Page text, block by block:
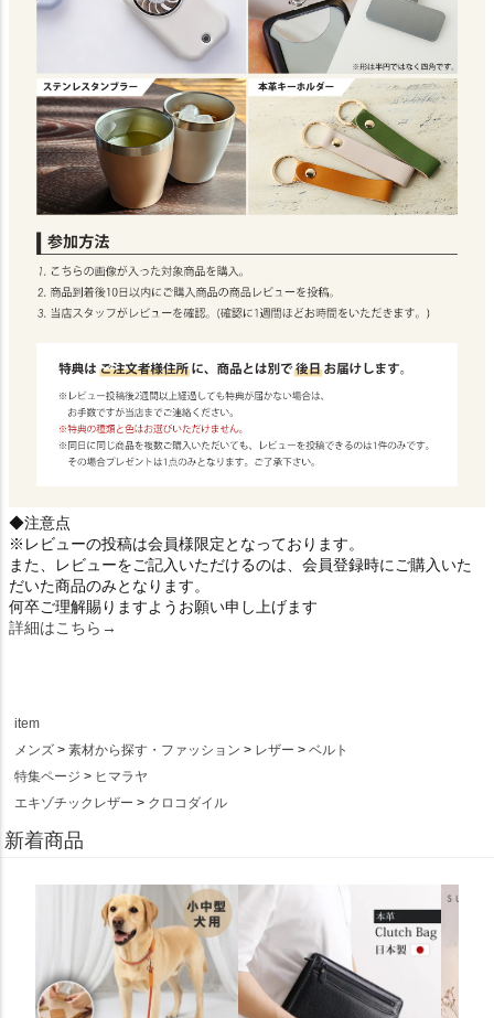
◆注意点
※レビューの投稿は会員様限定となっております。
また、レビューをご記入いただけるのは、会員登録時にご購入いた
だいた商品のみとなります。
何卒ご理解賜りますようお願い申し上げます
詳細はこちら→
item
メンズ
素材から探す・ファッション レザー
ベルト
特集ページ
ヒマラヤ
エキゾチックレザー
クロコダイル
新着商品